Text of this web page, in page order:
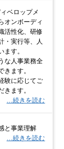
ベロップメ
オンボーディ
活性化、研修
・実行等、人
ます。
な人事業務全
きます。
験に応じてご
きます。
…続きを読む
と事業理解
…続きを読む